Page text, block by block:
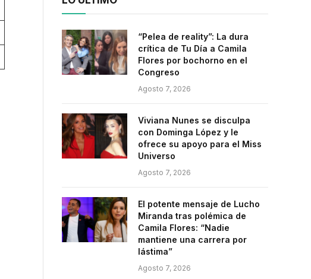
“Pelea de reality”: La dura
crítica de Tu Día a Camila
Flores por bochorno en el
Congreso
Agosto 7, 2026
Viviana Nunes se disculpa
con Dominga López y le
ofrece su apoyo para el Miss
Universo
Agosto 7, 2026
El potente mensaje de Lucho
Miranda tras polémica de
Camila Flores: “Nadie
mantiene una carrera por
lástima”
Agosto 7, 2026